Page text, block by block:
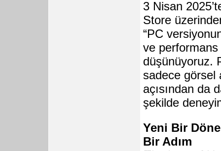
3 Nisan
Store
“PC
ve performans
düşünüyoruz.
sadece görsel
açısından da
şekilde
Yeni Bir
Bir Adım